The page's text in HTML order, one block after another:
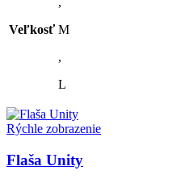
Veľkosť M
,
L
Rýchle zobrazenie
Flaša Unity